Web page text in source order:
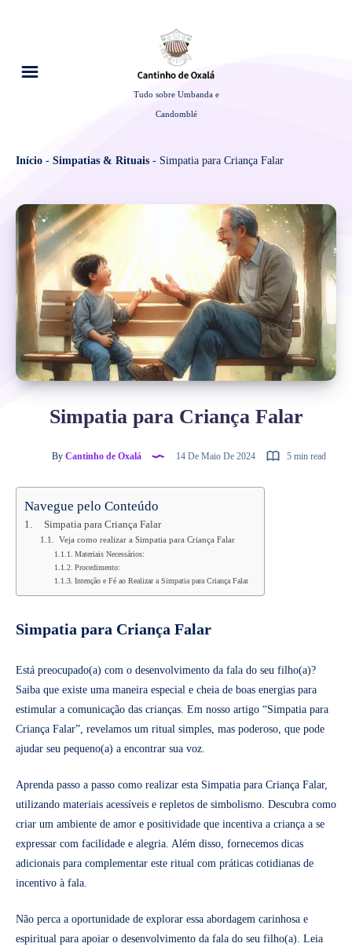
Tudo sobre Umbanda e
Candomblé
Início - Simpatias & Rituais - Simpatia para Criança Falar
Simpatia para Criança Falar
By Cantinho de Oxalá 14 De Maio De 2024 5 min read
Navegue pelo Conteúdo
Simpatia para Criança Falar
Veja como realizar a Simpatia para Criança Falar
Materiais Necessários:
Procedimento:
Intenção e Fé ao Realizar a Simpatia para Criança Falar
Simpatia para Criança Falar
Está preocupado(a) com o desenvolvimento da fala do seu filho(a)?
Saiba que existe uma maneira especial e cheia de boas energias para
estimular a comunicação das crianças. Em nosso artigo “Simpatia para
Criança Falar”, revelamos um ritual simples, mas poderoso, que pode
ajudar seu pequeno(a) a encontrar sua voz.
Aprenda passo a passo como realizar esta Simpatia para Criança Falar,
utilizando materiais acessíveis e repletos de simbolismo. Descubra como
criar um ambiente de amor e positividade que incentiva a criança a se
expressar com facilidade e alegria. Além disso, fornecemos dicas
adicionais para complementar este ritual com práticas cotidianas de
incentivo à fala.
Não perca a oportunidade de explorar essa abordagem carinhosa e
espiritual para apoiar o desenvolvimento da fala do seu filho(a). Leia